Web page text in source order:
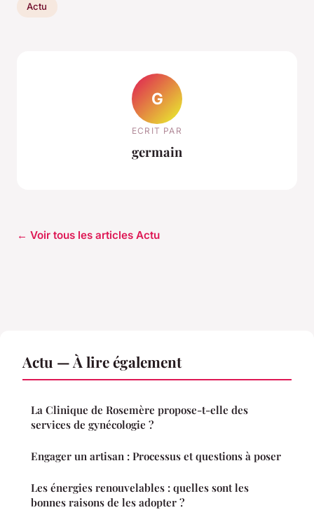
Actu
G
ECRIT PAR
germain
← Voir tous les articles Actu
Actu — À lire également
La Clinique de Rosemère propose-t-elle des
services de gynécologie ?
Engager un artisan : Processus et questions à poser
Les énergies renouvelables : quelles sont les
bonnes raisons de les adopter ?